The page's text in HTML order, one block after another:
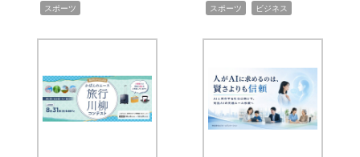
スポーツ スポーツ ビジネス